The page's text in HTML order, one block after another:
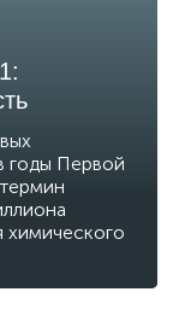
годы Первой
химического